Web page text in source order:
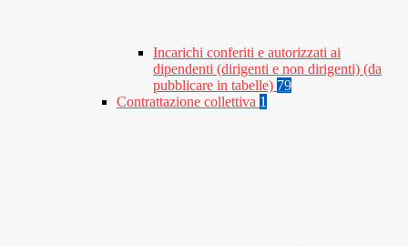
Incarichi conferiti e autorizzati ai
dipendenti (dirigenti e non dirigenti) (da
pubblicare in tabelle) 79
Contrattazione collettiva 1